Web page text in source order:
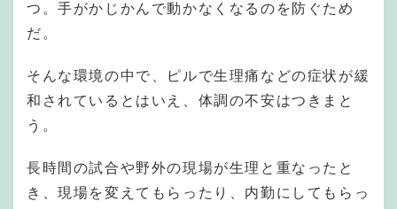
つ。手がかじかんで動かなくなるのを防ぐため
だ。
そんな環境の中で、ピルで生理痛などの症状が緩
和されているとはいえ、体調の不安はつきまと
う。
長時間の試合や野外の現場が生理と重なったと
き、現場を変えてもらったり、内勤にしてもらっ